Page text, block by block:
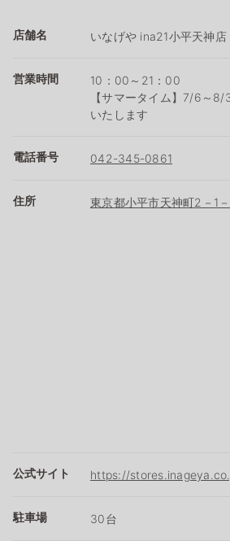
店舗名 いなげや ina21小平天神店
営業時間
10：00～21：00
【サマータイム】7/6～
いたします
電話番号 042-345-0861
住所 東京都小平市天神町2－1－
公式サイト https://
駐車場 30台